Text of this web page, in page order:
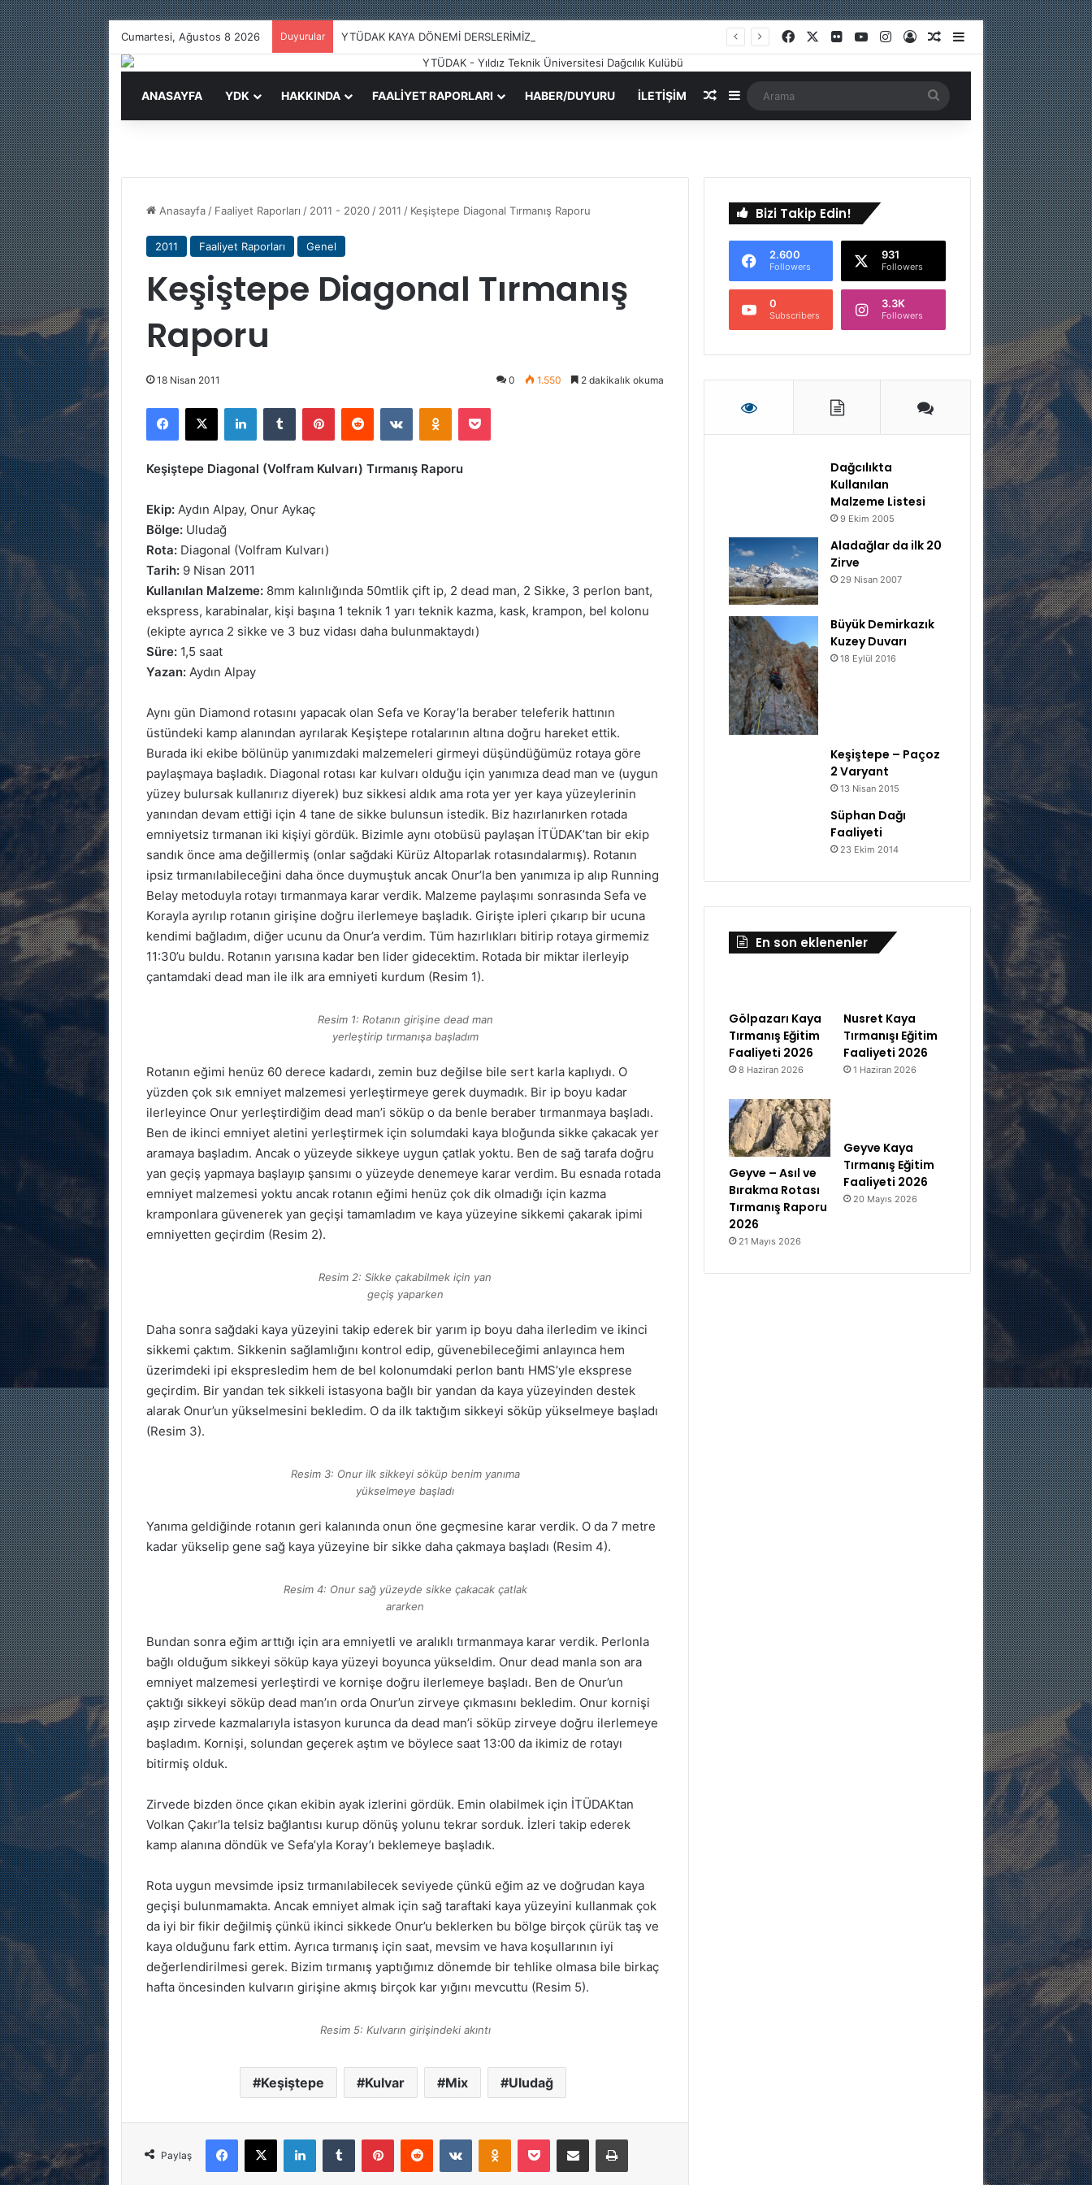
Cumartesi, Ağustos 8 2026 Duyurular YTÜDAK KAYA DÖNEMİ DERSLERİMİZ BAŞLADI FacebookFlickrYouTubeInstagram
Kayıt OlRastgele Makale
Kenar Bölmesi
ANASAYFA YDK HAKKINDA FAALIYET RAPORLARI HABER/DUYURU İLETİŞİM Rastgele Makale
Kenar Bölmesi
Anasayfa / Faaliyet Raporları / 2011 - 2020 / 2011 / Keşiştepe Diagonal Tırmanış Raporu
2011 Faaliyet Raporları Genel
Keşiştepe Diagonal Tırmanış
Raporu
18 Nisan 2011 0 1.550 2 dakikalık okuma
X LinkedIn VKontakte
Keşiştepe Diagonal (Volfram Kulvarı) Tırmanış Raporu
Ekip:Aydın Alpay, Onur Aykaç
Bölge: Uludağ
Rota: Diagonal (Volfram Kulvarı)
Tarih: 9 Nisan 2011
Kullanılan Malzeme: 8mm kalınlığında 50mtlik çift ip, 2 dead man, 2 Sikke, 3 perlon bant,
ekspress, karabinalar, kişi başına 1 teknik 1 yarı teknik kazma, kask, krampon, bel kolonu
(ekipte ayrıca 2 sikke ve 3 buz vidası daha bulunmaktaydı)
Süre: 1,5 saat
Yazan: Aydın Alpay
Aynı gün Diamond rotasını yapacak olan Sefa ve Koray’la beraber teleferik hattının
üstündeki kamp alanından ayrılarak Keşiştepe rotalarının altına doğru hareket ettik.
Burada iki ekibe bölünüp yanımızdaki malzemeleri girmeyi düşündüğümüz rotaya göre
paylaşmaya başladık. Diagonal rotası kar kulvarı olduğu için yanımıza dead man ve (uygun
yüzey bulursak kullanırız diyerek) buz sikkesi aldık ama rota yer yer kaya yüzeylerinin
yanından devam ettiği için 4 tane de sikke bulunsun istedik. Biz hazırlanırken rotada
emniyetsiz tırmanan iki kişiyi gördük. Bizimle aynı otobüsü paylaşan İTÜDAK’tan bir ekip
sandık önce ama değillermiş (onlar sağdaki Kürüz Altoparlak rotasındalarmış). Rotanın
ipsiz tırmanılabileceğini daha önce duymuştuk ancak Onur’la ben yanımıza ip alıp Running
Belay metoduyla rotayı tırmanmaya karar verdik. Malzeme paylaşımı sonrasında Sefa ve
Korayla ayrılıp rotanın girişine doğru ilerlemeye başladık. Girişte ipleri çıkarıp bir ucuna
kendimi bağladım, diğer ucunu da Onur’a verdim. Tüm hazırlıkları bitirip rotaya girmemiz
11:30’u buldu. Rotanın yarısına kadar ben lider gidecektim. Rotada bir miktar ilerleyip
çantamdaki dead man ile ilk ara emniyeti kurdum (Resim 1).
Resim 1: Rotanın girişine dead man
yerleştirip tırmanışa başladım
Rotanın eğimi henüz 60 derece kadardı, zemin buz değilse bile sert karla kaplıydı. O
yüzden çok sık emniyet malzemesi yerleştirmeye gerek duymadık. Bir ip boyu kadar
ilerleyince Onur yerleştirdiğim dead man’i söküp o da benle beraber tırmanmaya başladı.
Ben de ikinci emniyet aletini yerleştirmek için solumdaki kaya bloğunda sikke çakacak yer
aramaya başladım. Ancak o yüzeyde sikkeye uygun çatlak yoktu. Ben de sağ tarafa doğru
yan geçiş yapmaya başlayıp şansımı o yüzeyde denemeye karar verdim. Bu esnada rotada
emniyet malzemesi yoktu ancak rotanın eğimi henüz çok dik olmadığı için kazma
kramponlara güvenerek yan geçişi tamamladım ve kaya yüzeyine sikkemi çakarak ipimi
emniyetten geçirdim (Resim 2).
Resim 2: Sikke çakabilmek için yan
geçiş yaparken
Daha sonra sağdaki kaya yüzeyini takip ederek bir yarım ip boyu daha ilerledim ve ikinci
sikkemi çaktım. Sikkenin sağlamlığını kontrol edip, güvenebileceğimi anlayınca hem
üzerimdeki ipi ekspresledim hem de bel kolonumdaki perlon bantı HMS’yle eksprese
geçirdim. Bir yandan tek sikkeli istasyona bağlı bir yandan da kaya yüzeyinden destek
alarak Onur’un yükselmesini bekledim. O da ilk taktığım sikkeyi söküp yükselmeye başladı
(Resim 3).
Resim 3: Onur ilk sikkeyi söküp benim yanıma
yükselmeye başladı
Yanıma geldiğinde rotanın geri kalanında onun öne geçmesine karar verdik. O da 7 metre
kadar yükselip gene sağ kaya yüzeyine bir sikke daha çakmaya başladı (Resim 4).
Resim 4: Onur sağ yüzeyde sikke çakacak çatlak
ararken
Bundan sonra eğim arttığı için ara emniyetli ve aralıklı tırmanmaya karar verdik. Perlonla
bağlı olduğum sikkeyi söküp kaya yüzeyi boyunca yükseldim. Onur dead manla son ara
emniyet malzemesi yerleştirdi ve kornişe doğru ilerlemeye başladı. Ben de Onur’un
çaktığı sikkeyi söküp dead man’ın orda Onur’un zirveye çıkmasını bekledim. Onur kornişi
aşıp zirvede kazmalarıyla istasyon kurunca da dead man’i söküp zirveye doğru ilerlemeye
başladım. Kornişi, solundan geçerek aştım ve böylece saat 13:00 da ikimiz de rotayı
bitirmiş olduk.
Zirvede bizden önce çıkan ekibin ayak izlerini gördük. Emin olabilmek için İTÜDAKtan
Volkan Çakır’la telsiz bağlantısı kurup dönüş yolunu tekrar sorduk. İzleri takip ederek
kamp alanına döndük ve Sefa’yla Koray’ı beklemeye başladık.
Rota uygun mevsimde ipsiz tırmanılabilecek seviyede çünkü eğim az ve doğrudan kaya
geçişi bulunmamakta. Ancak emniyet almak için sağ taraftaki kaya yüzeyini kullanmak çok
da iyi bir fikir değilmiş çünkü ikinci sikkede Onur’u beklerken bu bölge birçok çürük taş ve
kaya olduğunu fark ettim. Ayrıca tırmanış için saat, mevsim ve hava koşullarının iyi
değerlendirilmesi gerek. Bizim tırmanış yaptığımız dönemde bir tehlike olmasa bile birkaç
hafta öncesinden kulvarın girişine akmış birçok kar yığını mevcuttu (Resim 5).
Resim 5: Kulvarın girişindeki akıntı
Keşiştepe Kulvar Mix Uludağ
Paylaş
X LinkedIn VKontakte
Bizi Takip Edin!
2.600
Followers
931
Followers
0
Subscribers
3.3K
Followers
Dağcılıkta
Kullanılan
Malzeme Listesi
9 Ekim 2005
Aladağlar da ilk 20
Zirve
29 Nisan 2007
Büyük Demirkazık
Kuzey Duvarı
18 Eylül 2016
Keşiştepe – Paçoz
2 Varyant
13 Nisan 2015
Süphan Dağı
Faaliyeti
23 Ekim 2014
En son eklenenler
Gölpazarı Kaya
Tırmanış Eğitim
Faaliyeti 2026
8 Haziran 2026
Nusret Kaya
Tırmanışı Eğitim
Faaliyeti 2026
1 Haziran 2026
Geyve – Asıl ve
Bırakma Rotası
Tırmanış Raporu
2026
21 Mayıs 2026
Geyve Kaya
Tırmanış Eğitim
Faaliyeti 2026
20 Mayıs 2026